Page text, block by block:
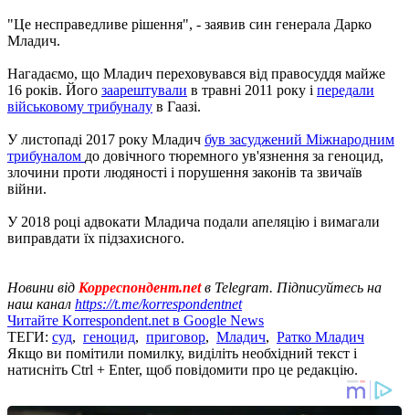
"Це несправедливе рішення", - заявив син генерала Дарко
Младич.
Нагадаємо, що Младич переховувався від правосуддя майже
16 років. Його заарештували в травні 2011 року і передали
військовому трибуналу в Гаазі.
У листопаді 2017 року Младич був засуджений Міжнародним
трибуналом до довічного тюремного ув'язнення за геноцид,
злочини проти людяності і порушення законів та звичаїв
війни.
У 2018 році адвокати Младича подали апеляцію і вимагали
виправдати їх підзахисного.
Новини від Корреспондент.netв Telegram. Підписуйтесь на
наш канал https://t.me/korrespondentnet
Читайте Korrespondent.net в Google News
ТЕГИ: суд, геноцид, приговор, Младич, Ратко Младич
Якщо ви помітили помилку, виділіть необхідний текст і
натисніть Ctrl + Enter, щоб повідомити про це редакцію.